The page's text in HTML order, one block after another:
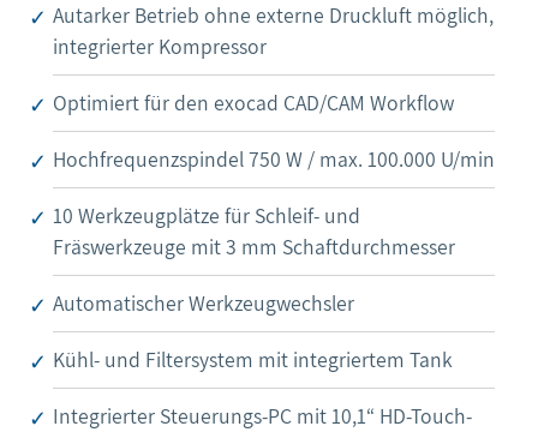
Autarker Betrieb ohne externe Druckluft möglich,
integrierter Kompressor
Optimiert für den exocad CAD/CAM Workflow
Hochfrequenzspindel 750 W / max. 100.000 U/min
10 Werkzeugplätze für Schleif- und
Fräswerkzeuge mit 3 mm Schaftdurchmesser
Automatischer Werkzeugwechsler
Kühl- und Filtersystem mit integriertem Tank
Integrierter Steuerungs-PC mit 10,1“ HD-Touch-